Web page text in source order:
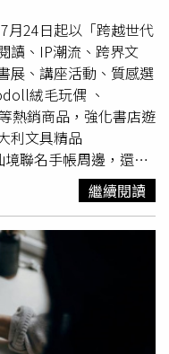
量來補足蛋白質，往
外食族或速食愛好者更
蛋白質來源時，應以
水煮蛋、納豆及豆腐
韋恩也建議，對於步
蛋白棒或蛋白飲也是極
與熱量攝取，更能精
蛋白質的關鍵在於「少
心時間補充約20公克，
月24日起以「跨越世代
讀、IP潮流、跨界文
展、講座活動、質感選
絨毛玩偶 、
熱銷商品，強化書店遊
利文具精品
聯名手帳周邊，還有
題商品齊聚一堂，購物
獨家設計的精緻禮品，
！（圖／品牌提供）全
日以24小時營業模
6樓，經營一年來
學及設計類書籍最受
讀綠境更是親子閱讀
吸引學生、銀髮族及
繼續閱讀